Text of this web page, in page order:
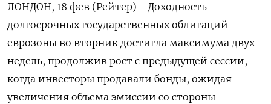
ЛОНДОН, 18 фев (Рейтер) - Доходность
долгосрочных государственных облигаций
еврозоны во вторник достигла максимума двух
недель, продолжив рост с предыдущей сессии,
когда инвесторы продавали бонды, ожидая
увеличения объема эмиссии со стороны